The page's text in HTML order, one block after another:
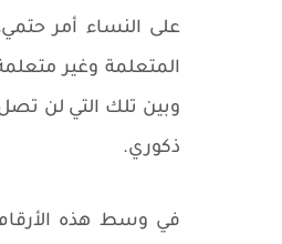
على النساء أمر
المتعلمة وغير
وبين تلك التي لن
ذكوري.
في وسط هذه